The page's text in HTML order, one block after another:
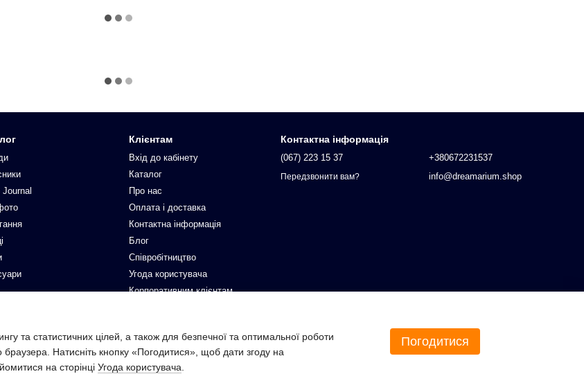
Journal
Клієнтам
Вхід до кабінету
Каталог
Про нас
Оплата і доставка
Контактна інформація
Блог
Співробітництво
Угода користувача
Корпоративним клієнтам
Контактна інформація
(067) 223 15 37
Передзвонити вам?
+380672231537
info@dreamarium.shop
та статистичних цілей, а також для безпечної та оптимальної роботи
Натисніть кнопку «Погодитися», щоб дати згоду на
на сторінці Угода користувача
Погодитися